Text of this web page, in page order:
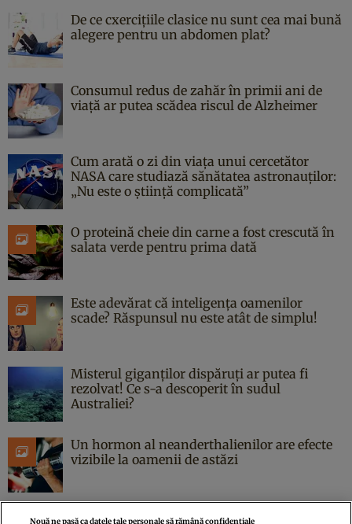
De ce cxercițiile clasice nu sunt cea mai bună
alegere pentru un abdomen plat?
Consumul redus de zahăr în primii ani de
viață ar putea scădea riscul de Alzheimer
Cum arată o zi din viața unui cercetător
NASA care studiază sănătatea astronauților:
„Nu este o știință complicată”
O proteină cheie din carne a fost crescută în
salata verde pentru prima dată
Este adevărat că inteligența oamenilor
scade? Răspunsul nu este atât de simplu!
Misterul giganților dispăruți ar putea fi
rezolvat! Ce s-a descoperit în sudul
Australiei?
Un hormon al neanderthalienilor are efecte
vizibile la oamenii de astăzi
Nouă ne pasă ca datele tale personale să rămână confidențiale